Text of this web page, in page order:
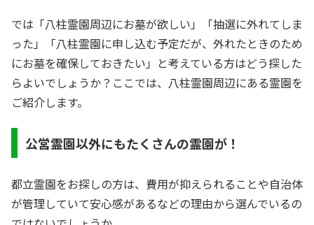
では「八柱霊園周辺にお墓が欲しい」「抽選に外れてしま
った」「八柱霊園に申し込む予定だが、外れたときのため
にお墓を確保しておきたい」と考えている方はどう探した
らよいでしょうか？ここでは、八柱霊園周辺にある霊園を
ご紹介します。
公営霊園以外にもたくさんの霊園が！
都立霊園をお探しの方は、費用が抑えられることや自治体
が管理していて安心感があるなどの理由から選んでいるの